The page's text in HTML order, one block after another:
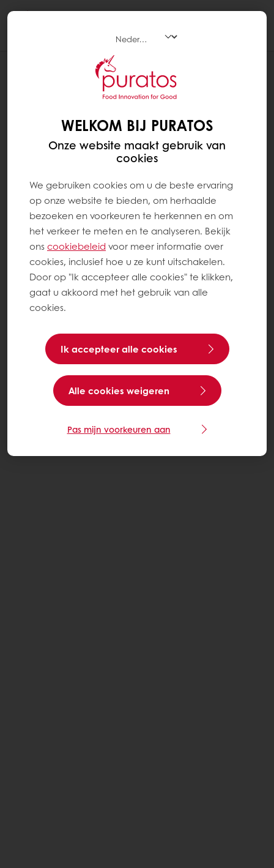
RECEPTEN
ECLAIR PARIJS
WELKOM BIJ PURATOS
Onze website maakt gebruik van
cookies
We gebruiken cookies om u de beste ervaring
op onze website te bieden, om herhaalde
bezoeken en voorkeuren te herkennen en om
het verkeer te meten en te analyseren. Bekijk
ons ​​cookiebeleid voor meer informatie over
cookies, inclusief hoe u ze kunt uitschakelen.
Door op "Ik accepteer alle cookies" te klikken,
gaat u akkoord met het gebruik van alle
cookies.
Ik accepteer alle cookies
Alle cookies weigeren
Pas mijn voorkeuren aan